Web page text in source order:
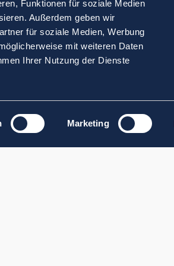
Funktionen für soziale Medien
Außerdem geben wir
für soziale Medien, Werbung
mit weiteren Daten
Ihrer Nutzung der Dienste
Marketing